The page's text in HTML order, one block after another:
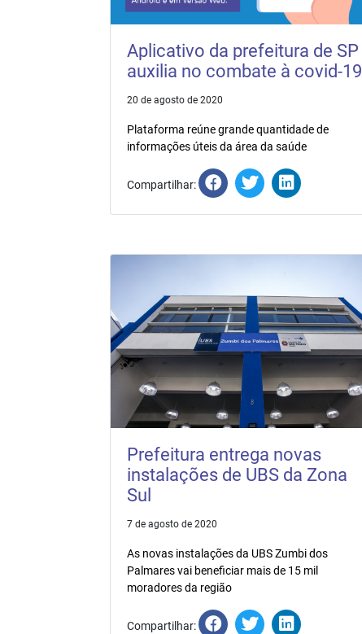
Aplicativo da prefeitura de SP
auxilia no combate à covid-19
20 de agosto de 2020
Plataforma reúne grande quantidade de
informações úteis da área da saúde
Compartilhar:
Prefeitura entrega novas
instalações de UBS da Zona
Sul
7 de agosto de 2020
As novas instalações da UBS Zumbi dos
Palmares vai beneficiar mais de 15 mil
moradores da região
Compartilhar: